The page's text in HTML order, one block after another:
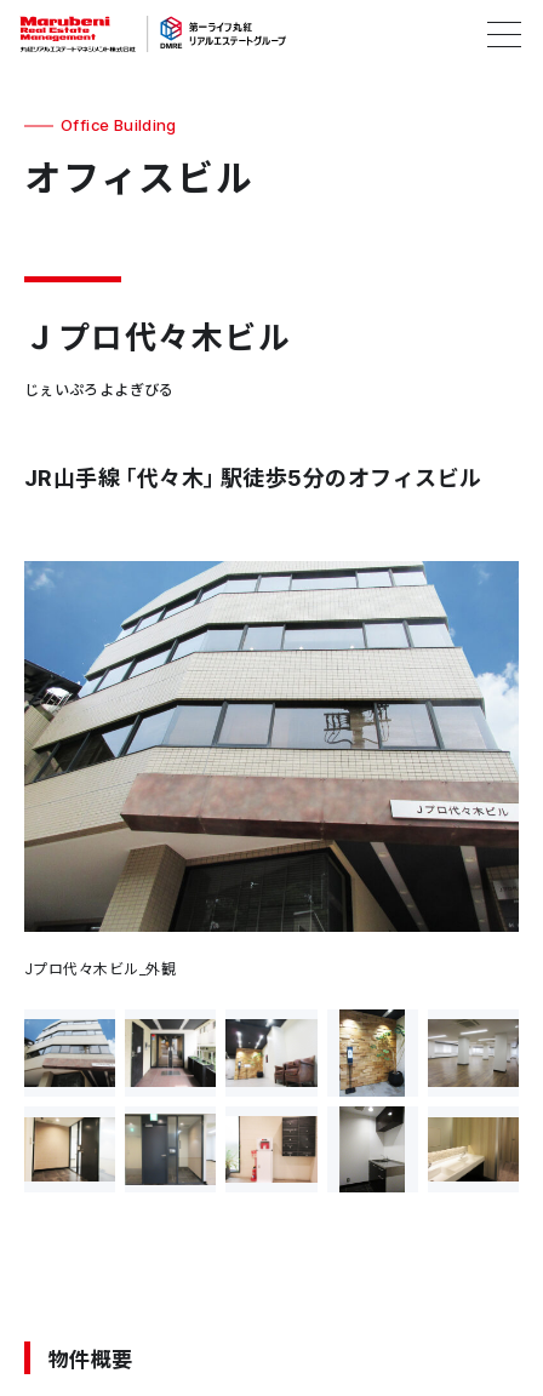
Office Building
オフィスビル
Ｊプロ代々木ビル
じぇいぷろよよぎびる
JR山手線「代々木」駅徒歩5分のオフィスビル
物件概要
Jプロ代々木ビル_外観